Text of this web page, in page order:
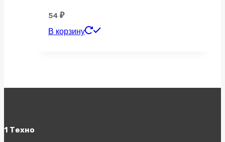
54 ₽
В корзину
1 Техно